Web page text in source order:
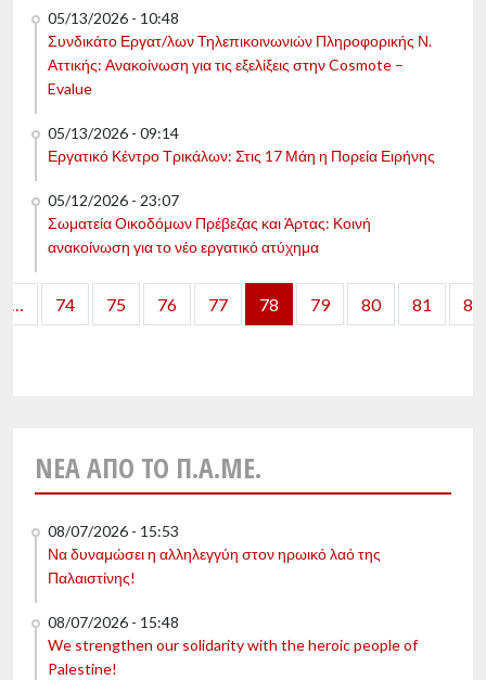
05/13/2026 - 10:48
Συνδικάτο Εργατ/λων Τηλεπικοινωνιών Πληροφορικής Ν.
Αττικής: Ανακοίνωση για τις εξελίξεις στην Cosmote –
Evalue
05/13/2026 - 09:14
Εργατικό Κέντρο Τρικάλων: Στις 17 Μάη η Πορεία Ειρήνης
05/12/2026 - 23:07
Σωματεία Οικοδόμων Πρέβεζας και Άρτας: Κοινή
ανακοίνωση για το νέο εργατικό ατύχημα
Pagination
page
74 75 76 77 78 79 80 81 82
ΝΈΑ ΑΠΌ ΤΟ Π.Α.ΜΕ.
08/07/2026 - 15:53
Να δυναμώσει η αλληλεγγύη στον ηρωικό λαό της
Παλαιστίνης!
08/07/2026 - 15:48
We strengthen our solidarity with the heroic people of
Palestine!